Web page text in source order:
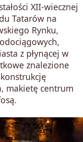
XII-wiecznej
Tatarów na
Rynku,
z płynącej w
znalezione
makietę centrum